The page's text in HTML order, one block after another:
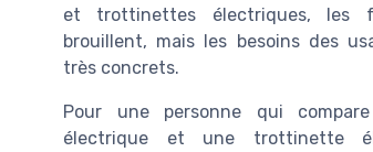
et trottinettes électriques, les
brouillent, mais les besoins des
très concrets.
Pour une personne qui
électrique et une trottinette